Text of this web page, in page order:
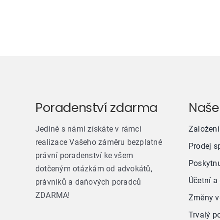
Poradenství zdarma
Jedině s námi získáte v rámci
realizace Vašeho záměru bezplatné
právní poradenství ke všem
dotčeným otázkám od advokátů,
právníků a daňových poradců
ZDARMA!
Prodej
Účetní
Změny
Trvalý